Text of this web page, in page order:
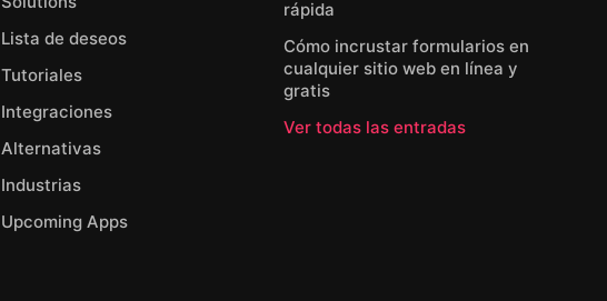
Lista de deseos
Tutoriales
Integraciones
Alternativas
Industrias
Upcoming Apps
rápida
Cómo incrustar formularios en
cualquier sitio web en línea y
gratis
Ver todas las entradas